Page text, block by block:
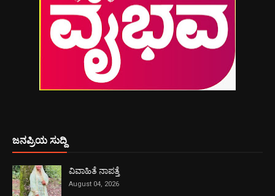
ಜನಪ್ರಿಯ ಸುದ್ದಿ
ವಿವಾಹಿತೆ ನಾಪತ್ತೆ
August 04, 2026